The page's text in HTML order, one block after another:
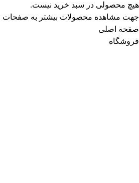
هیچ محصولی در سبد خرید نیست.
جهت مشاهده محصولات بیشتر به صفحات
صفحه اصلی
فروشگاه